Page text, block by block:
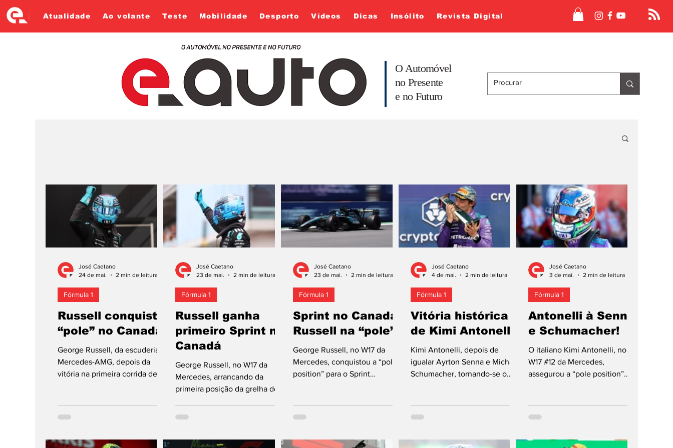
Atualidade Ao volante Teste Mobilidade Desporto Vídeos Dicas Insólito Revista Digital
O Automóvel
no Presente
e no Futuro
Russell conquista
“pole” no Canadá
George Russell, da escuderia
Mercedes-AMG, depois da
vitória na primeira corrida de
remonta já a 2021, também
grelha de partida para o 55.º
Fórmula 1
José Caetano
24 de mai.
2 min de leitura
Russell ganha
primeiro Sprint no
Canadá
George Russell, no W17 da
Mercedes, arrancando da
primeira posição da grelha de
Sprint integrada na 55.ª edição
Fórmula 1
José Caetano
23 de mai.
2 min de leitura
Sprint no Canadá:
Russell na “pole”
George Russell, no W17 da
Mercedes, conquistou a “pole
position” para o Sprint
em Montreal. O britânico de 28
1.12,965 m, superiorizando-se
Fórmula 1
José Caetano
23 de mai.
2 min de leitura
Vitória histórica
de Kimi Antonelli
Kimi Antonelli, depois de
igualar Ayrton Senna e Michael
Schumacher, tornando-se o
na categoria de topo da
forma consecutiva, repetiu as
Fórmula 1
José Caetano
4 de mai.
2 min de leitura
Antonelli à Senna
e Schumacher!
O italiano Kimi Antonelli, no F1
W17 #12 da Mercedes,
assegurou a “pole position”
19 anos da escuderia alemã e
consegue este resultado pela
Fórmula 1
José Caetano
3 de mai.
2 min de leitura